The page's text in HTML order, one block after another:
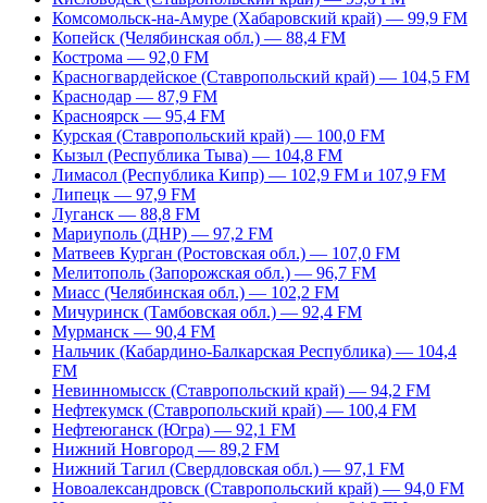
Комсомольск-на-Амуре (Хабаровский край) — 99,9 FM
Копейск (Челябинская обл.) — 88,4 FM
Кострома — 92,0 FM
Красногвардейское (Ставропольский край) — 104,5 FM
Краснодар — 87,9 FM
Красноярск — 95,4 FM
Курская (Ставропольский край) — 100,0 FM
Кызыл (Республика Тыва) — 104,8 FM
Лимасол (Республика Кипр) — 102,9 FM и 107,9 FM
Липецк — 97,9 FM
Луганск — 88,8 FM
Мариуполь (ДНР) — 97,2 FM
Матвеев Курган (Ростовская обл.) — 107,0 FM
Мелитополь (Запорожская обл.) — 96,7 FM
Миасс (Челябинская обл.) — 102,2 FM
Мичуринск (Тамбовская обл.) — 92,4 FM
Мурманск — 90,4 FM
Нальчик (Кабардино-Балкарская Республика) — 104,4
FM
Невинномысск (Ставропольский край) — 94,2 FM
Нефтекумск (Ставропольский край) — 100,4 FM
Нефтеюганск (Югра) — 92,1 FM
Нижний Новгород — 89,2 FM
Нижний Тагил (Свердловская обл.) — 97,1 FM
Новоалександровск (Ставропольский край) — 94,0 FM